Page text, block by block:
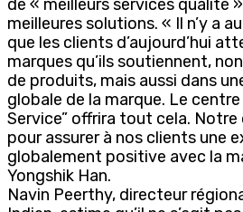
de « meilleurs services qualité
meilleures solutions. « Il n’y a
que les clients d’aujourd’hui
marques qu’ils soutiennent,
de produits, mais aussi dans
globale de la marque. Le centre
Service” offrira tout cela.
pour assurer à nos clients une
globalement positive avec la
Yongshik Han.
Navin Peerthy, directeur